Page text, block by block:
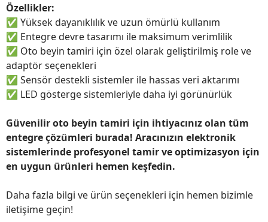
Özellikler:
✅ Yüksek dayanıklılık ve uzun ömürlü kullanım
✅ Entegre devre tasarımı ile maksimum verimlilik
✅ Oto beyin tamiri için özel olarak geliştirilmiş role ve
adaptör seçenekleri
✅ Sensör destekli sistemler ile hassas veri aktarımı
✅ LED gösterge sistemleriyle daha iyi görünürlük
Güvenilir oto beyin tamiri için ihtiyacınız olan tüm
entegre çözümleri burada! Aracınızın elektronik
sistemlerinde profesyonel tamir ve optimizasyon için
en uygun ürünleri hemen keşfedin.
Daha fazla bilgi ve ürün seçenekleri için hemen bizimle
iletişime geçin!